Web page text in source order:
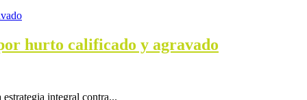
hurto calificado y agravado
integral contra...